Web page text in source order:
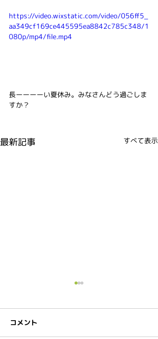
https://video.wixstatic.com/video/056ff5_
aa349cf169ce445595ea8842c785c348/1
080p/mp4/file.mp4
長ーーーーい夏休み。みなさんどう過ごしま
すか？
最新記事 すべて表示
コメント